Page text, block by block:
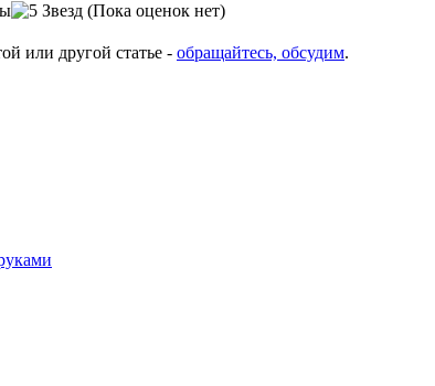
(Пока оценок нет)
или другой статье - обращайтесь, обсудим.